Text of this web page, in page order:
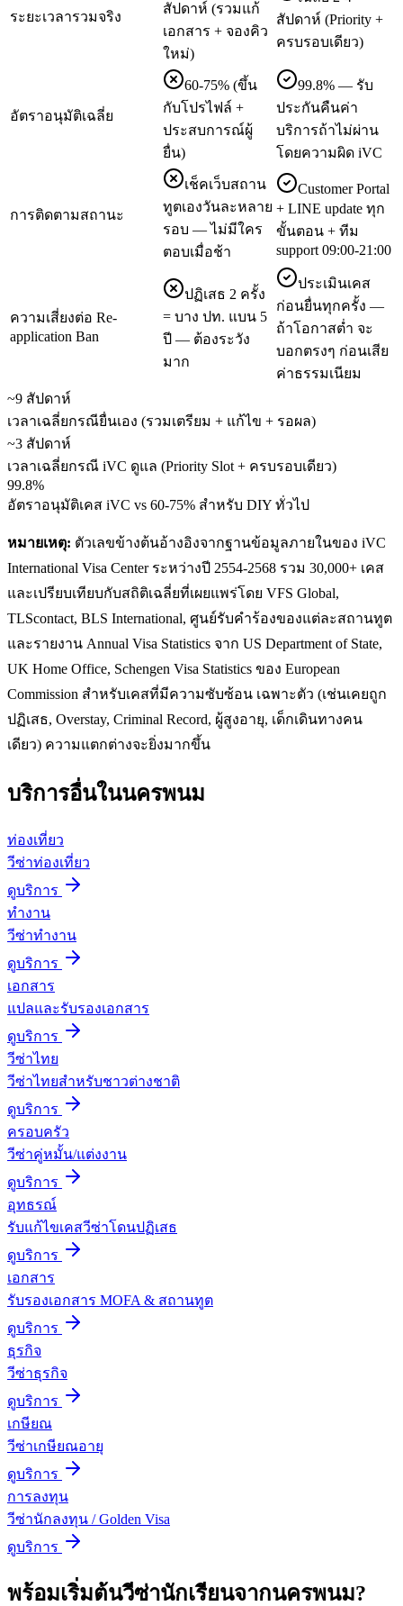
ระยะเวลารวมจริง
สัปดาห์ (รวมแก้
เอกสาร + จองคิว
ใหม่)
สัปดาห์ (Priority +
ครบรอบเดียว)
อัตราอนุมัติเฉลี่ย
60-75% (ขึ้น
กับโปรไฟล์ +
ประสบการณ์ผู้
ยื่น)
99.8% — รับ
ประกันคืนค่า
บริการถ้าไม่ผ่าน
โดยความผิด iVC
การติดตามสถานะ
เช็คเว็บสถาน
ทูตเองวันละหลาย
รอบ — ไม่มีใคร
ตอบเมื่อช้า
Customer Portal
+ LINE update ทุก
ขั้นตอน + ทีม
support 09:00-21:00
ความเสี่ยงต่อ Re-
application Ban
ปฏิเสธ 2 ครั้ง
= บาง ปท. แบน 5
ปี — ต้องระวัง
มาก
ประเมินเคส
ก่อนยื่นทุกครั้ง —
ถ้าโอกาสต่ำ จะ
บอกตรงๆ ก่อนเสีย
ค่าธรรมเนียม
~9 สัปดาห์
เวลาเฉลี่ยกรณียื่นเอง (รวมเตรียม + แก้ไข + รอผล)
~3 สัปดาห์
เวลาเฉลี่ยกรณี iVC ดูแล (Priority Slot + ครบรอบเดียว)
99.8%
อัตราอนุมัติเคส iVC vs 60-75% สำหรับ DIY ทั่วไป
หมายเหตุ: ตัวเลขข้างต้นอ้างอิงจากฐานข้อมูลภายในของ iVC
International Visa Center ระหว่างปี 2554-2568 รวม 30,000+ เคส
และเปรียบเทียบกับสถิติเฉลี่ยที่เผยแพร่โดย VFS Global,
TLScontact, BLS International, ศูนย์รับคำร้องของแต่ละสถานทูต
และรายงาน Annual Visa Statistics จาก US Department of State,
UK Home Office, Schengen Visa Statistics ของ European
Commission สำหรับเคสที่มีความซับซ้อน เฉพาะตัว (เช่นเคยถูก
ปฏิเสธ, Overstay, Criminal Record, ผู้สูงอายุ, เด็กเดินทางคน
เดียว) ความแตกต่างจะยิ่งมากขึ้น
บริการอื่นในนครพนม
ท่องเที่ยว
วีซ่าท่องเที่ยว
ดูบริการ
ทำงาน
วีซ่าทำงาน
ดูบริการ
เอกสาร
แปลและรับรองเอกสาร
ดูบริการ
วีซ่าไทย
วีซ่าไทยสำหรับชาวต่างชาติ
ดูบริการ
ครอบครัว
วีซ่าคู่หมั้น/แต่งงาน
ดูบริการ
อุทธรณ์
รับแก้ไขเคสวีซ่าโดนปฏิเสธ
ดูบริการ
เอกสาร
รับรองเอกสาร MOFA & สถานทูต
ดูบริการ
ธุรกิจ
วีซ่าธุรกิจ
ดูบริการ
เกษียณ
วีซ่าเกษียณอายุ
ดูบริการ
การลงทุน
วีซ่านักลงทุน / Golden Visa
ดูบริการ
พร้อมเริ่มต้นวีซ่านักเรียนจากนครพนม?